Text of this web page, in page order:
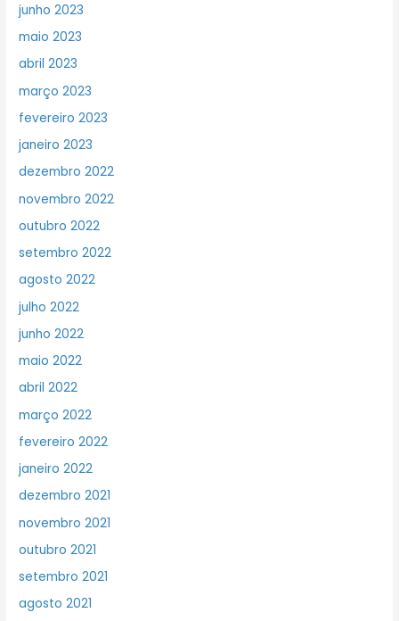
junho 2023
maio 2023
abril 2023
março 2023
fevereiro 2023
janeiro 2023
dezembro 2022
novembro 2022
outubro 2022
setembro 2022
agosto 2022
julho 2022
junho 2022
maio 2022
abril 2022
março 2022
fevereiro 2022
janeiro 2022
dezembro 2021
novembro 2021
outubro 2021
setembro 2021
agosto 2021